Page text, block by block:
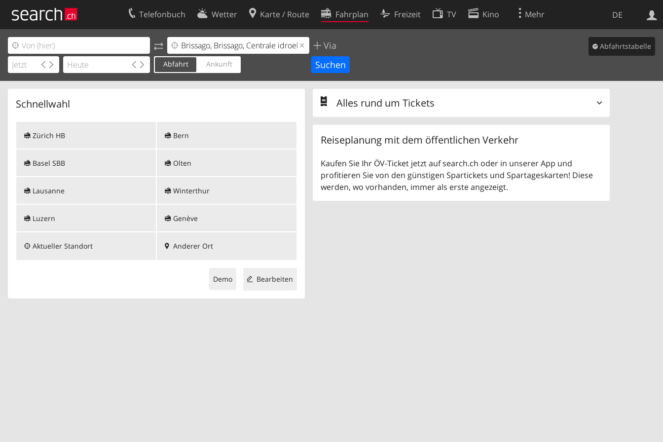
DE
Telefonbuch Wetter Karte / Route Fahrplan Freizeit TV Kino Mehr
Via
Abfahrt Ankunft
Abfahrtstabelle
Schnellwahl
Zürich HB
Basel SBB
Lausanne
Luzern
Bern
Olten
Winterthur
Genève
Aktueller Standort Anderer Ort
Bearbeiten
Demo
Alles rund um Tickets
Reiseplanung mit dem öffentlichen Verkehr
Kaufen Sie Ihr ÖV-Ticket jetzt auf search.ch oder in unserer App und
profitieren Sie von den günstigen Spartickets und Spartageskarten! Diese
werden, wo vorhanden, immer als erste angezeigt.
Ihr Eintrag
Kundencenter Geschäftskunden
Kontakt
Nutzungsbedingungen
Cookie-Einstellungen